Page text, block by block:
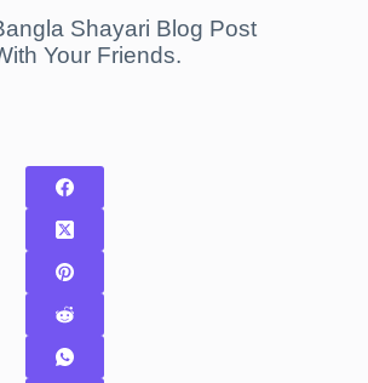
Shayari Blog Post
Your Friends.